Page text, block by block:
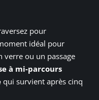
pour
idéal pour
verre ou un passage
à mi-parcours
qui survient après cinq